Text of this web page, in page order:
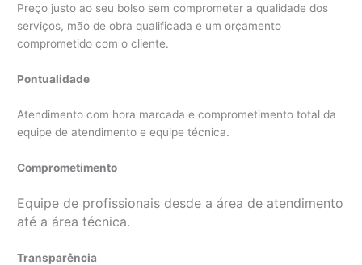
Preço justo ao seu bolso sem comprometer a qualidade dos
serviços, mão de obra qualificada e um orçamento
comprometido com o cliente.
Pontualidade
Atendimento com hora marcada e comprometimento total da
equipe de atendimento e equipe técnica.
Comprometimento
Equipe de profissionais desde a área de atendimento
até a área técnica.
Transparência